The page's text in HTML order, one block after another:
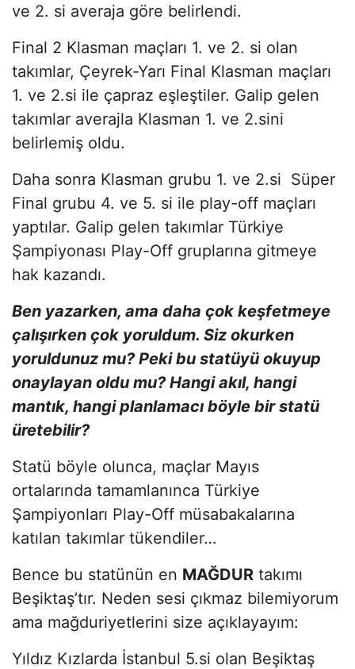
ve 2. si averaja göre belirlendi.
Final 2 Klasman maçları 1. ve 2. si olan
takımlar, Çeyrek-Yarı Final Klasman maçları
1. ve 2.si ile çapraz eşleştiler. Galip gelen
takımlar averajla Klasman 1. ve 2.sini
belirlemiş oldu.
Daha sonra Klasman grubu 1. ve 2.si Süper
Final grubu 4. ve 5. si ile play-off maçları
yaptılar. Galip gelen takımlar Türkiye
Şampiyonası Play-Off gruplarına gitmeye
hak kazandı.
Ben yazarken, ama daha çok keşfetmeye
çalışırken çok yoruldum. Siz okurken
yoruldunuz mu? Peki bu statüyü okuyup
onaylayan oldu mu? Hangi akıl, hangi
mantık, hangi planlamacı böyle bir statü
üretebilir?
Statü böyle olunca, maçlar Mayıs
ortalarında tamamlanınca Türkiye
Şampiyonları Play-Off müsabakalarına
katılan takımlar tükendiler…
Bence bu statünün en MAĞDUR takımı
Beşiktaş’tır. Neden sesi çıkmaz bilemiyorum
ama mağduriyetlerini size açıklayayım:
Yıldız Kızlarda İstanbul 5.si olan Beşiktaş